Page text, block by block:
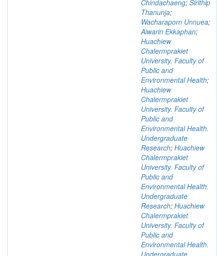
Chindachaeng; Sirithip
Thanunja;
Wacharaporn Unnuea;
Aiwarin Ekkaphan;
Huachiew
Chalermprakiet
University. Faculty of
Public and
Environmental Health;
Huachiew
Chalermprakiet
University. Faculty of
Public and
Environmental Health.
Undergraduate
Research; Huachiew
Chalermprakiet
University. Faculty of
Public and
Environmental Health.
Undergraduate
Research; Huachiew
Chalermprakiet
University. Faculty of
Public and
Environmental Health.
Undergraduate